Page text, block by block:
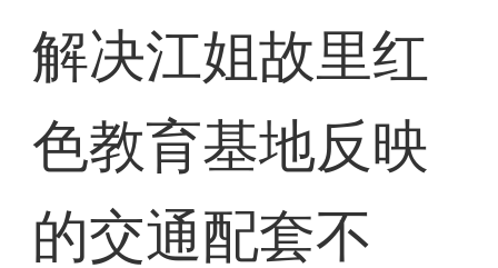
解决江姐故里红
色教育基地反映
的交通配套不